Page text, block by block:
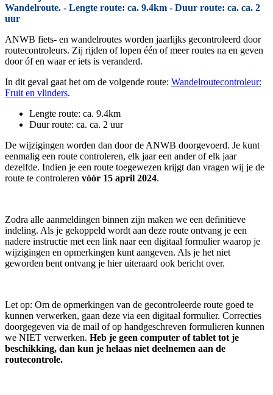
Wandelroute. - Lengte route: ca. 9.4km - Duur route: ca. ca. 2
uur
ANWB fiets- en wandelroutes worden jaarlijks gecontroleerd door
routecontroleurs. Zij rijden of lopen één of meer routes na en geven
door óf en waar er iets is veranderd.
In dit geval gaat het om de volgende route: Wandelroutecontroleur:
Fruit en vlinders.
Lengte route: ca. 9.4km
Duur route: ca. ca. 2 uur
De wijzigingen worden dan door de ANWB doorgevoerd. Je kunt
eenmalig een route controleren, elk jaar een ander of elk jaar
dezelfde. Indien je een route toegewezen krijgt dan vragen wij je de
route te controleren vóór 15 april 2024.
Zodra alle aanmeldingen binnen zijn maken we een definitieve
indeling. Als je gekoppeld wordt aan deze route ontvang je een
nadere instructie met een link naar een digitaal formulier waarop je
wijzigingen en opmerkingen kunt aangeven. Als je het niet
geworden bent ontvang je hier uiteraard ook bericht over.
Let op: Om de opmerkingen van de gecontroleerde route goed te
kunnen verwerken, gaan deze via een digitaal formulier. Correcties
doorgegeven via de mail of op handgeschreven formulieren kunnen
we NIET verwerken. Heb je geen computer of tablet tot je
beschikking, dan kun je helaas niet deelnemen aan de
routecontrole.